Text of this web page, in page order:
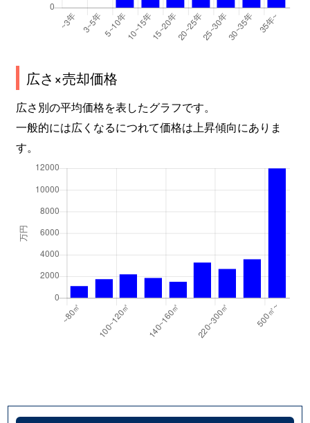
広さ×売却価格
広さ別の平均価格を表したグラフです。
一般的には広くなるにつれて価格は上昇傾向にありま
す。